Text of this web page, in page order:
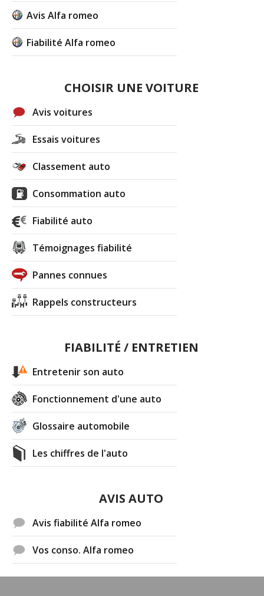
Avis Alfa romeo
Fiabilité Alfa romeo
CHOISIR UNE VOITURE
Avis voitures
Essais voitures
Classement auto
Consommation auto
Fiabilité auto
Témoignages fiabilité
Pannes connues
Rappels constructeurs
FIABILITÉ / ENTRETIEN
Entretenir son auto
Fonctionnement d'une auto
Glossaire automobile
Les chiffres de l'auto
AVIS AUTO
Avis fiabilité Alfa romeo
Vos conso. Alfa romeo